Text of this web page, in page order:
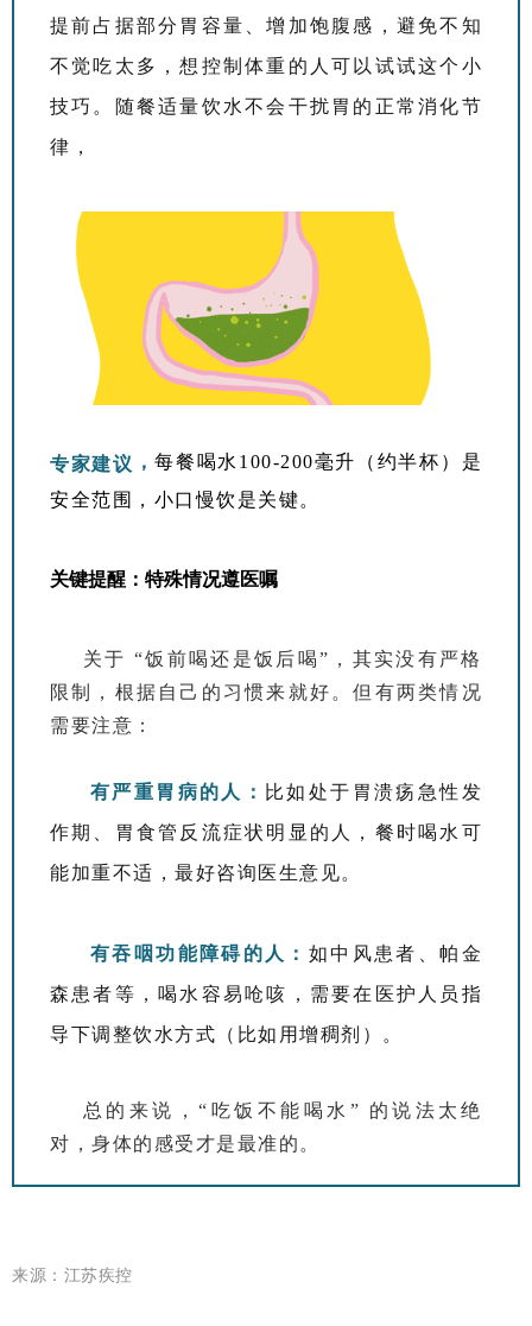
提前占据部分胃容量、增加饱腹感，避免不知
不觉吃太多，想控制体重的人可以试试这个小
技巧。随餐适量饮水不会干扰胃的正常消化节
律，
专家建议 ，每餐喝水100-200毫升（约半杯）是
安全范围，小口慢饮是关键。
关键提醒：特殊情况遵医嘱
关于 “饭前喝还是饭后喝”，其实没有严格
限制，根据自己的习惯来就好。但有两类情况
需要注意：
有严重胃病的人： 比如处于胃溃疡急性发
作期、胃食管反流症状明显的人，餐时喝水可
能加重不适，最好咨询医生意见。
有吞咽功能障碍的人： 如中风患者、帕金
森患者等，喝水容易呛咳，需要在医护人员指
导下调整饮水方式（比如用增稠剂）。
总的来说，“吃饭不能喝水” 的说法太绝
对，身体的感受才是最准的。
来源：江苏疾控